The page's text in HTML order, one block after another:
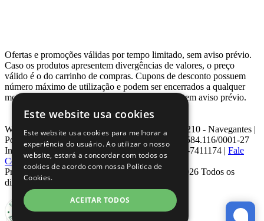
Ofertas e promoções válidas por tempo limitado, sem aviso prévio.
Caso os produtos apresentem divergências de valores, o preço
válido é o do carrinho de compras. Cupons de desconto possuem
número máximo de utilização e podem ser encerrados a qualquer
momento, de acordo com sua disponibilidade e sem aviso prévio.
Webcontinental LTDA | Travessa Venezuela, Nº 210 - Navegantes |
Porto Alegre - RS - CEP: 90.240-220 CNPJ: 08.584.116/0001-27
Inscrição Estadual: 0963171399 | Telefone: 0800-7411174 | Fale
Conosco|ouvidoria@webcontinental.com.br
Proibida reprodução total ou parcial | © 2007 - 2026 Todos os
direitos reservados - WebContinental
Este website usa cookies
Este website usa cookies para melhorar a
experiência do usuário. Ao utilizar o nosso
website, estará a concordar com todos os
cookies de acordo com nossa Política de
Cookies.
ACEITAR TODOS